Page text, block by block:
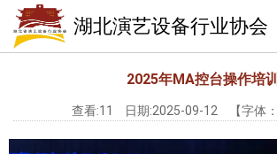
会员公告
会员服务
湖北演艺设备行业协会
2025年MA控台操作培训
查看:11 日期:2025-09-12 【字体：